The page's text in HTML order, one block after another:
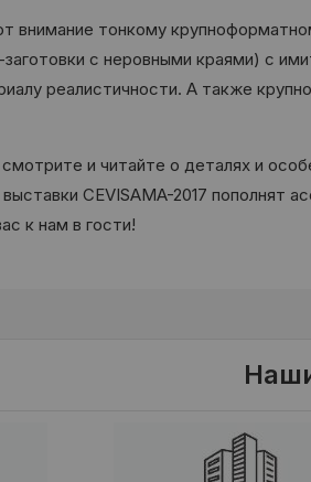
внимание тонкому
с неровными краями) с
реалистичности. А также
и читайте о деталях и
CEVISAMA-2017 пополнят
к нам в гости!